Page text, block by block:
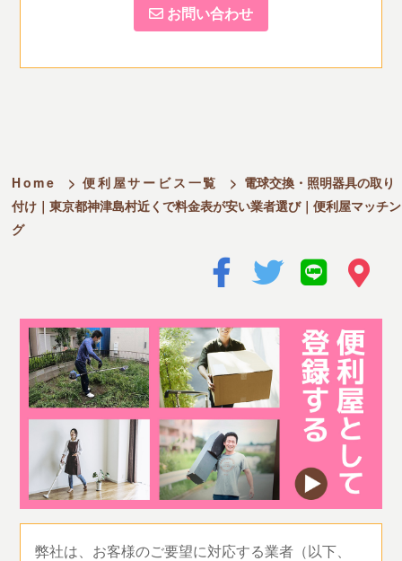
お問い合わせ
Home > 便利屋サービス一覧 > 電球交換・照明器具の取り
付け｜東京都神津島村近くで料金表が安い業者選び｜便利屋マッチン
グ
弊社は、お客様のご要望に対応する業者（以下、